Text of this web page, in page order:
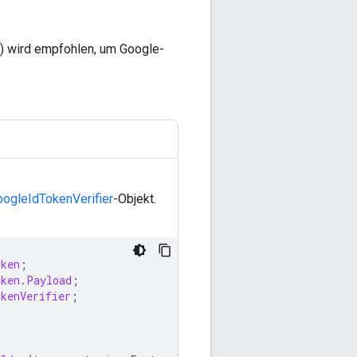
) wird empfohlen, um Google-
-Objekt.
;
;
;